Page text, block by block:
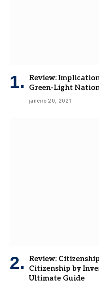
Review:
Green-Light
janeiro 20, 2021
Review:
Citizenship by
Ultimate Guide